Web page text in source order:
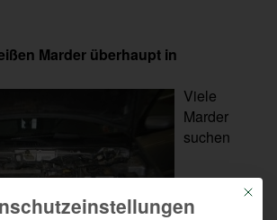
Marder überhaupt in
Viele
Marder
suchen
Mit